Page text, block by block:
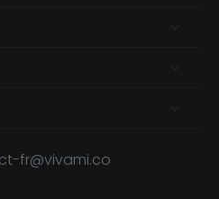
fr@vivami.co